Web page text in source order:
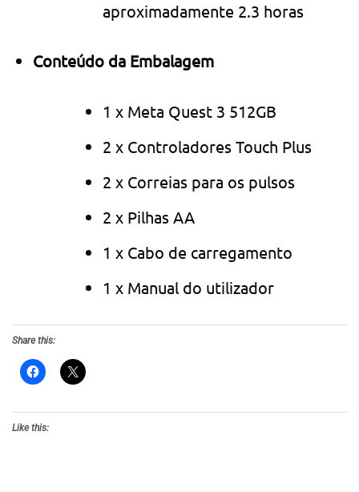
aproximadamente 2.3 horas
Conteúdo da Embalagem
1 x Meta Quest 3 512GB
2 x Controladores Touch Plus
2 x Correias para os pulsos
2 x Pilhas AA
1 x Cabo de carregamento
1 x Manual do utilizador
Share this:
Like this: